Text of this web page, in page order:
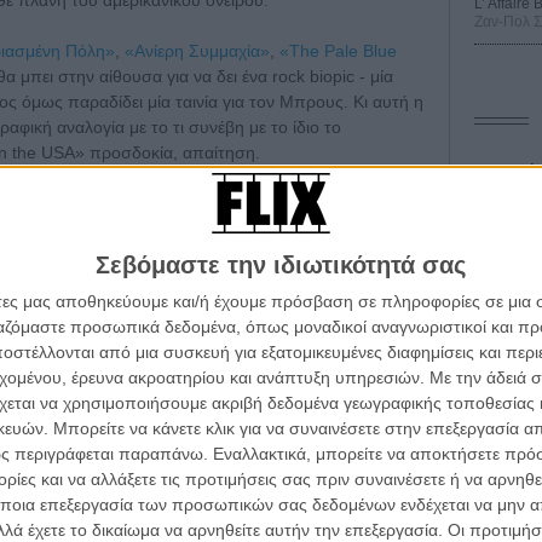
Σεβόμαστε την ιδιωτικότητά σας
μας αποθηκεύουμε και/ή έχουμε πρόσβαση σε πληροφορίες σε
προσωπικά δεδομένα, όπως μοναδικοί αναγνωριστικοί και
από μια συσκευή για εξατομικευμένες διαφημίσεις και
έρευνα ακροατηρίου και ανάπτυξη υπηρεσιών. Με την άδειά
να χρησιμοποιήσουμε ακριβή δεδομένα γεωγραφικής τοποθεσίας
Μπορείτε να κάνετε κλικ για να συναινέσετε στην επεξεργασία
περιγράφεται παραπάνω. Εναλλακτικά, μπορείτε να αποκτήσετε
και να αλλάξετε τις προτιμήσεις σας πριν συναινέσετε ή να
επεξεργασία των προσωπικών σας δεδομένων ενδέχεται να μην
έχετε το δικαίωμα να αρνηθείτε αυτήν την επεξεργασία. Οι
Πόλη» «Ανίερη Συμμαχία»
«The Pale Blue
μπει στην αίθουσα για να δει ένα rock biopic - μία
όμως παραδίδει μία ταινία για τον Μπρους. Κι αυτή η
αναλογία με το τι συνέβη με το ίδιο το
the USA» προσδοκία, απαίτηση.
πάνω στη σκηνή, μία μικρή έκλαμψη «Born to
Τον Κούπερ τον ενδιαφέρει το μετά, τι τον περιμένει
σκηνή, για τέσσερις ώρες, συνδέεται με χιλιάδες
να νιώθει αποκομμένος, μόνος;
Ζέινς, γράφει και σκηνοθετεί ένα ψυχογράφημα.
πίσω από τον μύθο του «Αφεντικού». Να μάς
παλεύει να βρει τη θέση του στη ζωή. Και τον
roll για να σώσει τη ζωή του.
Είναι ένα βύθισμα στα πρώτα υλικά που έκαναν
προσηνή, τόσο αγαπητό, στους φανς του. Η γυμνή
πόνο του. Η ικανότητά του να εκθέτει το τραύμα
L’ Affaire
Ζαν-Πολ
Ο
10
τον
τα βλέπεις όλα σινεμά...
εβδομάδα
τρόπο του flix
του flix, στο inbox σου